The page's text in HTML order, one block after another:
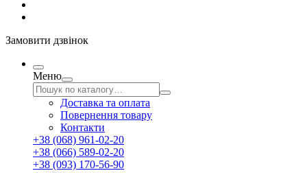
Замовити дзвінок
Меню
Доставка та оплата
Повернення товару
Контакти
+38 (068) 961-02-20
+38 (066) 589-02-20
+38 (093) 170-56-90